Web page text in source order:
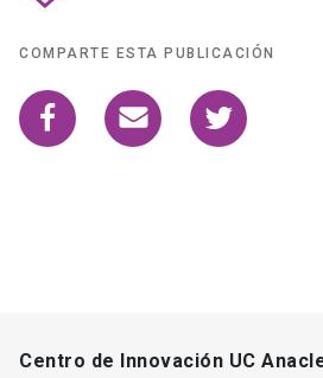
COMPARTE ESTA PUBLICACIÓN
Centro de Innovación UC